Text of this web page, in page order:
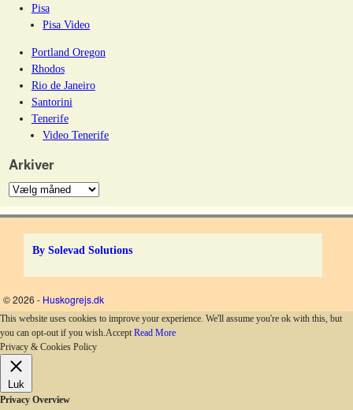
Pisa
Pisa Video
Portland Oregon
Rhodos
Rio de Janeiro
Santorini
Tenerife
Video Tenerife
Arkiver
By Solevad Solutions
© 2026 - Huskogrejs.dk
This website uses cookies to improve your experience. We'll assume you're ok with this, but
you can opt-out if you wish.Accept Read More
Privacy & Cookies Policy
Luk
Privacy Overview